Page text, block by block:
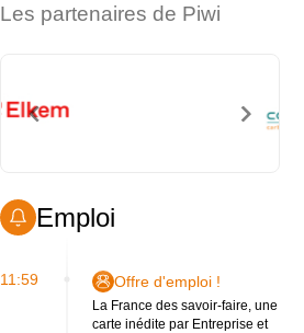
Les partenaires de Piwi
Emploi
11:59 Offre d'emploi !
La France des savoir-faire, une
carte inédite par Entreprise et